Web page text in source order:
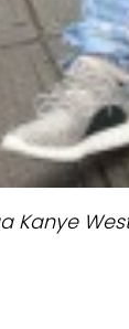
Kanye